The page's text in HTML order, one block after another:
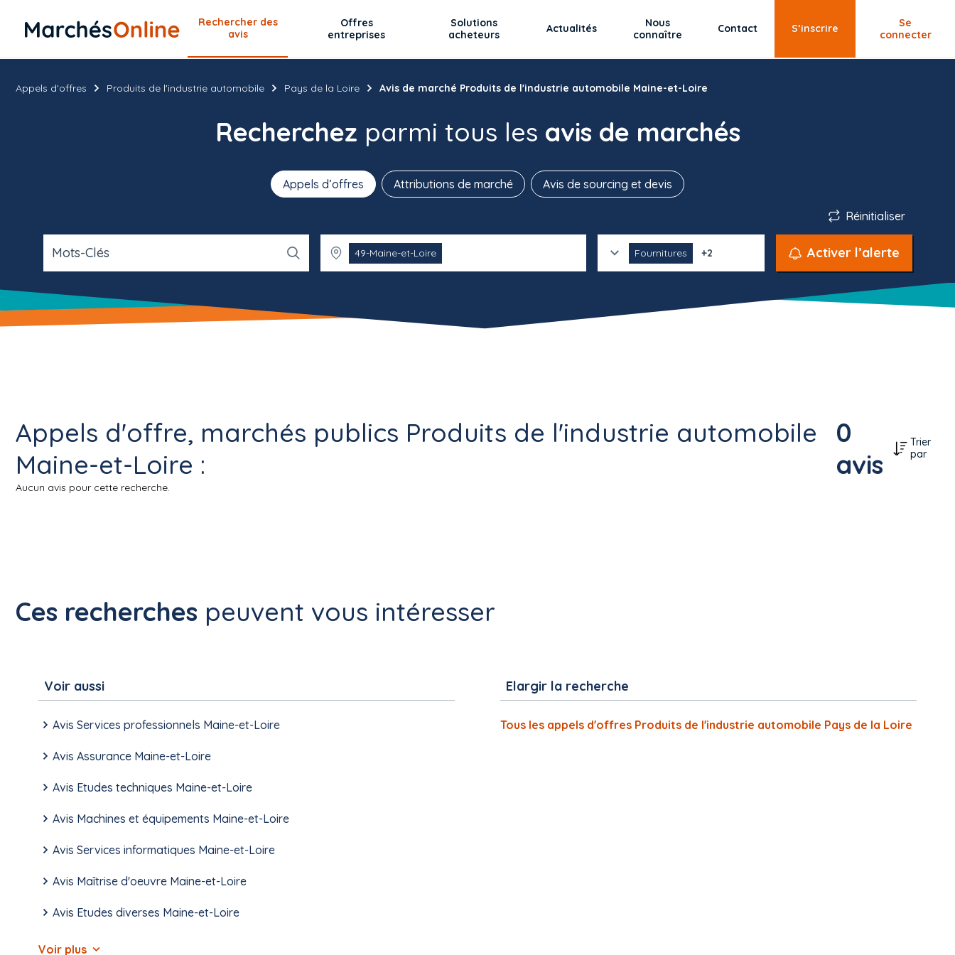
Rechercher des
avis
Offres
entreprises
Solutions
acheteurs
Actualités
Nous
connaître
Contact S’inscrire
Se
connecter
Recherchez parmi tous les avis de marchés
Appels d’offres Attributions de marché Avis de sourcing et devis
Réinitialiser
Mots-Clés 49-Maine-et-Loire Fournitures +2 Activer l’alerte
Appels d'offres Produits de l'industrie automobile Pays de la Loire Avis de marché Produits de l'industrie automobile Maine-et-Loire
Appels d'offre, marchés publics Produits de l'industrie automobile
Maine-et-Loire :
0
avis
Trier
par
Aucun avis pour cette recherche.
Ces recherches peuvent vous intéresser
Voir aussi
Avis Services professionnels Maine-et-Loire
Avis Assurance Maine-et-Loire
Avis Etudes techniques Maine-et-Loire
Avis Machines et équipements Maine-et-Loire
Avis Services informatiques Maine-et-Loire
Avis Maîtrise d'oeuvre Maine-et-Loire
Avis Etudes diverses Maine-et-Loire
Voir plus
Elargir la recherche
Tous les appels d'offres Produits de l'industrie automobile Pays de la Loire